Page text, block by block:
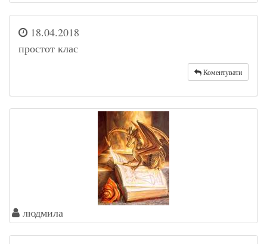
18.04.2018
простот клас
Коментувати
людмила